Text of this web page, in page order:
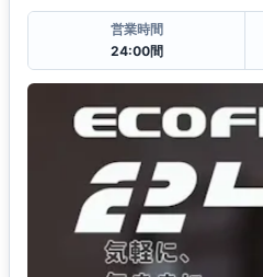
営業時間
24:00間